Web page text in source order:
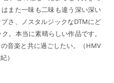
また一味も二味も違う深い深い
さ、ノスタルジックなDTMにど
。本当に素晴らしい作品です。
音楽と共に過ごしたい。（HMV
）